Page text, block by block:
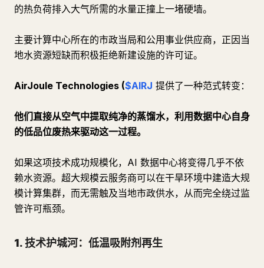
的热负荷排入大气所需的水量正撞上一堵硬墙。
主要计算中心所在的市政当局和公用事业供应商，正因当
地水资源短缺而积极拒绝新建设施的许可证。
AirJoule Technologies ($AIRJ 提供了一种范式转变：
他们直接从空气中提取纯净的蒸馏水，利用数据中心自身
的低品位废热来驱动这一过程。
如果这项技术成功规模化，AI 数据中心将变得几乎不依
赖水资源。超大规模云服务商可以在干旱环境中建造大规
模计算集群，而无需触及当地市政供水，从而完全绕过监
管许可瓶颈。
1. 技术护城河：低温吸附剂再生